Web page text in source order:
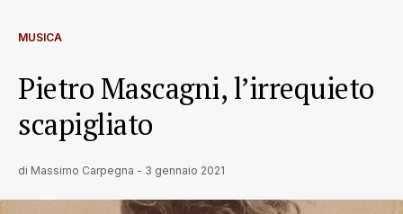
MUSICA
Pietro Mascagni, l’irrequieto
scapigliato
di Massimo Carpegna - 3 gennaio 2021